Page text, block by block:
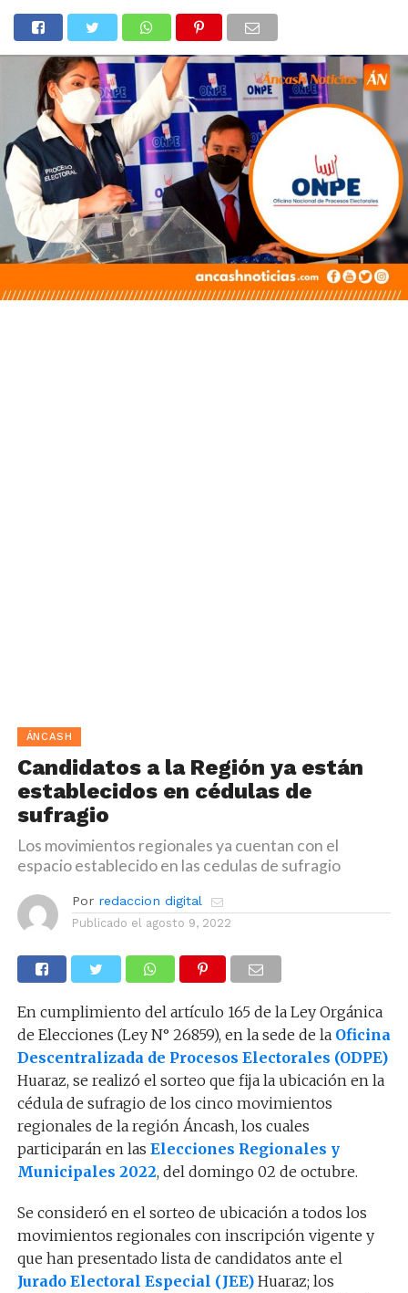
ÁNCASH
Candidatos a la Región ya están
establecidos en cédulas de
sufragio
Los movimientos regionales ya cuentan con el
espacio establecido en las cedulas de sufragio
Por redaccion digital
Publicado el agosto 9, 2022
En cumplimiento del artículo 165 de la Ley Orgánica
de Elecciones (Ley N° 26859), en la sede de la Oficina
Descentralizada de Procesos Electorales (ODPE)
Huaraz, se realizó el sorteo que fija la ubicación en la
cédula de sufragio de los cinco movimientos
regionales de la región Áncash, los cuales
participarán en las Elecciones Regionales y
Municipales 2022, del domingo 02 de octubre.
Se consideró en el sorteo de ubicación a todos los
movimientos regionales con inscripción vigente y
que han presentado lista de candidatos ante el
Jurado Electoral Especial (JEE) Huaraz; los